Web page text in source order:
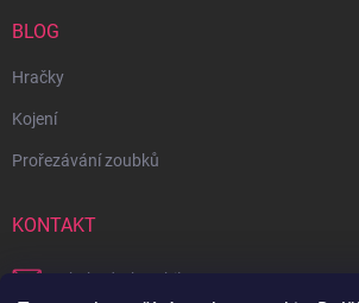
BLOG
Hračky
Kojení
Prořezávání zoubků
KONTAKT
obchod bambilon.cz